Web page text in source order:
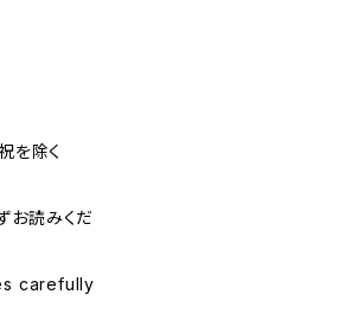
を除く
お読みくだ
carefully